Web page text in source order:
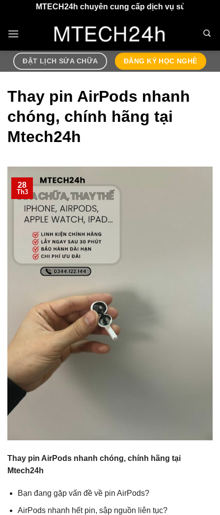
nội
chuyên cung cấp dịch vụ sửa chữa điện thoại,
ĐẶT LỊCH SỬA CHỮA ĐĂNG KÝ HỌC NGHỀ
Thay pin AirPods nhanh
chóng, chính hãng tại
Mtech24h
28
Th3
Thay pin AirPods nhanh chóng, chính hãng tại
Mtech24h
Bạn đang gặp vấn đề về pin AirPods?
AirPods nhanh hết pin, sập nguồn liên tục?